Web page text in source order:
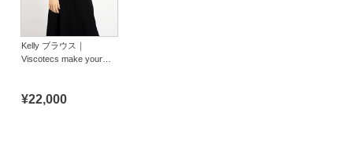
Kelly ブラウス｜
Viscotecs make your
¥22,000